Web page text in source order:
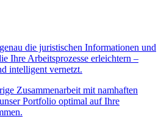
die juristischen Informationen und
Ihre Arbeitsprozesse erleichtern –
intelligent vernetzt.
Zusammenarbeit mit namhaften
Portfolio optimal auf Ihre